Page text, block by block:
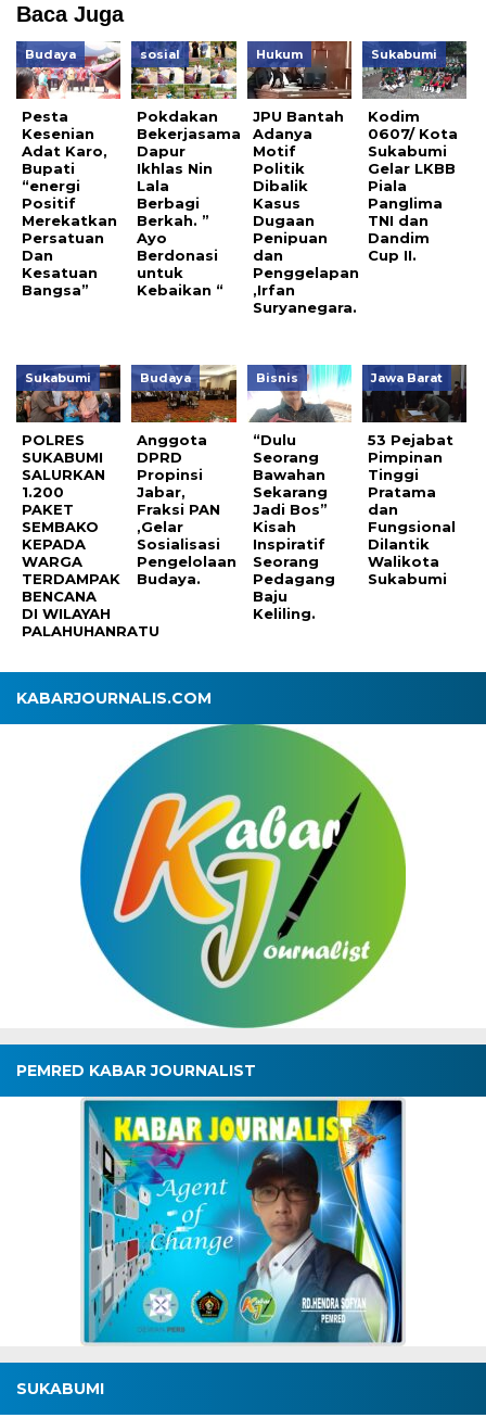
Baca Juga
Budaya
Pesta
Kesenian
Adat Karo,
Bupati
“energi
Positif
Merekatkan
Persatuan
Dan
Kesatuan
Bangsa”
sosial
Pokdakan
Bekerjasama
Dapur
Ikhlas Nin
Lala
Berbagi
Berkah. ”
Ayo
Berdonasi
untuk
Kebaikan “
Hukum
JPU Bantah
Adanya
Motif
Politik
Dibalik
Kasus
Dugaan
Penipuan
dan
Penggelapan
,Irfan
Suryanegara.
Sukabumi
Kodim
0607/ Kota
Sukabumi
Gelar LKBB
Piala
Panglima
TNI dan
Dandim
Cup II.
Sukabumi
POLRES
SUKABUMI
SALURKAN
1.200
PAKET
SEMBAKO
KEPADA
WARGA
TERDAMPAK
BENCANA
DI WILAYAH
PALAHUHANRATU
Budaya
Anggota
DPRD
Propinsi
Jabar,
Fraksi PAN
,Gelar
Sosialisasi
Pengelolaan
Budaya.
Bisnis
“Dulu
Seorang
Bawahan
Sekarang
Jadi Bos”
Kisah
Inspiratif
Seorang
Pedagang
Baju
Keliling.
Jawa Barat
53 Pejabat
Pimpinan
Tinggi
Pratama
dan
Fungsional
Dilantik
Walikota
Sukabumi
KABARJOURNALIS.COM
PEMRED KABAR JOURNALIST
SUKABUMI